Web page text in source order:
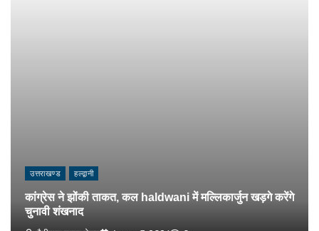
उत्तराखण्ड हल्द्वानी
कांग्रेस ने झोंकी ताकत, कल haldwani में मल्लिकार्जुन खड़गे करेंगे
चुनावी शंखनाद